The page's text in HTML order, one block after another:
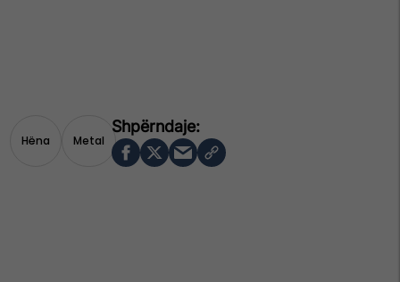
Hëna Metal